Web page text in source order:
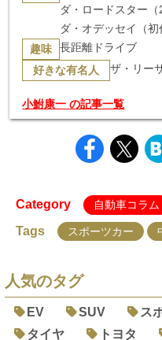
ダ・ロードスター
ダ・オデッセイ（初
趣味 長距離ドライブ
好きな有名人 ザ・リー
小鮒康一 の記事一覧
Category 自動車コラム
Tags スポーツカー
人気のタグ
EV SUV ス
タイヤ
トヨタ